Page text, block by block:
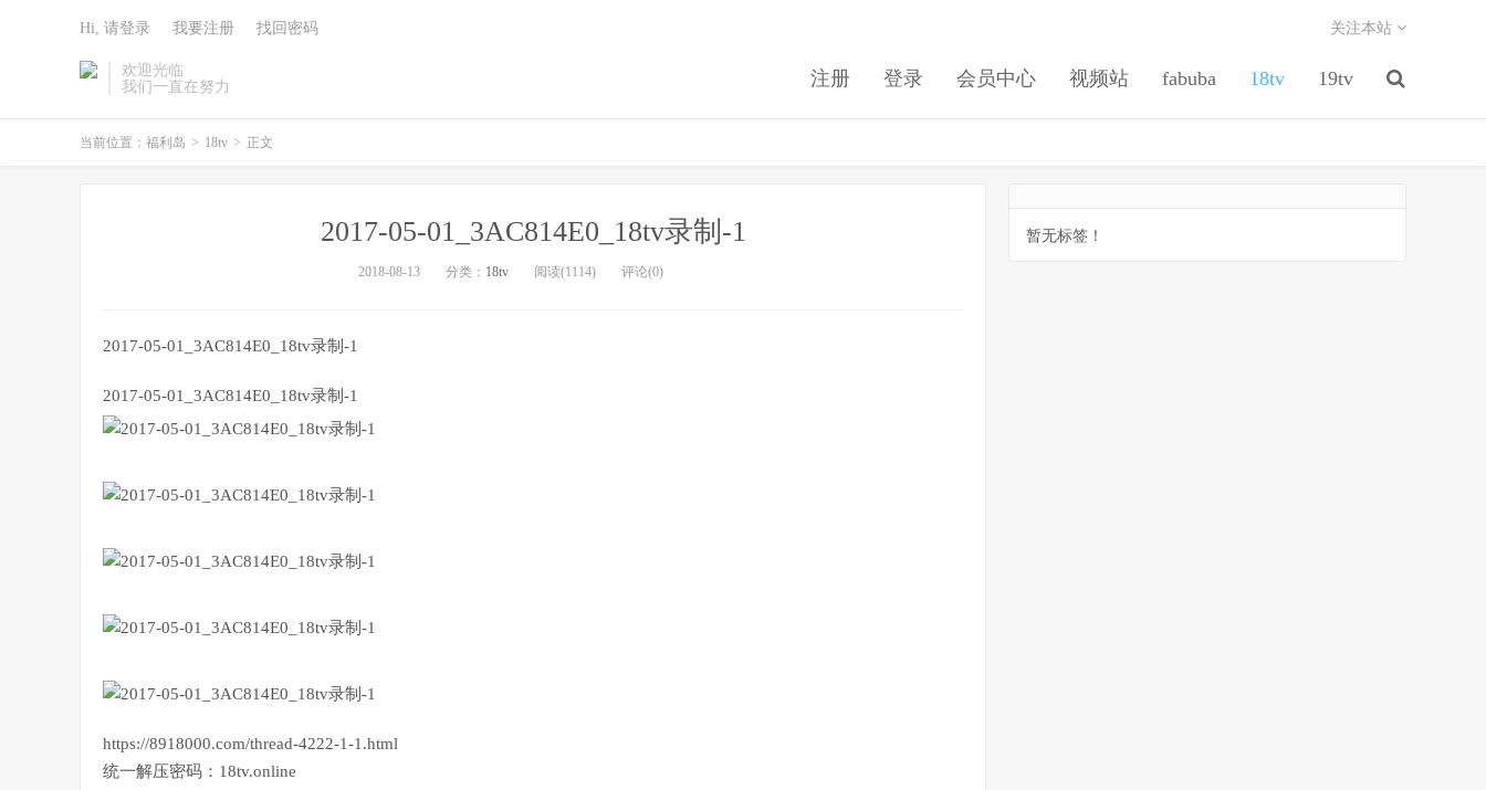
欢迎光临
我们一直在努力
注册 登录 会员中心 视频站 fabuba 18tv 19tv
关注本站
Hi, 请登录 我要注册 找回密码
当前位置： 福利岛 > 18tv > 正文
2017-05-01_3AC814E0_18tv录制-1
2018-08-13 分类： 18tv 阅读(1114) 评论(0)
2017-05-01_3AC814E0_18tv录制-1
2017-05-01_3AC814E0_18tv录制-1
https://8918000.com/thread-4222-1-1.html
统一解压密码：18tv.online
暂无标签！